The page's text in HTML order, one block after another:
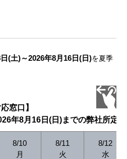
(土)～2026年8月16日(日)を夏季
窓口】
年8月16日(日)までの弊社所定
8/10
月
8/11
火
8/12
水